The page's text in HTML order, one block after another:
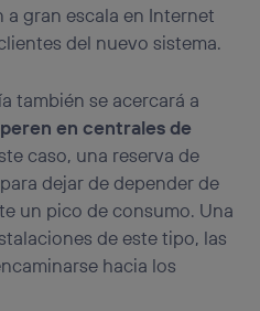
a gran escala en Internet
del nuevo sistema.
también se acercará a
en centrales de
caso, una reserva de
dejar de depender de
un pico de consumo. Una
de este tipo, las
hacia los